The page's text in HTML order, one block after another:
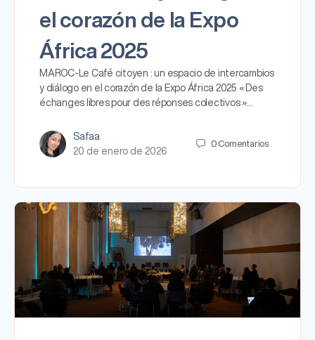
el corazón de la Expo
África 2025
MAROC-Le Café citoyen : un espacio de intercambios
y diálogo en el corazón de la Expo África 2025 « Des
échanges libres pour des réponses colectivos »…
Safaa
20 de enero de 2026
0 Comentarios